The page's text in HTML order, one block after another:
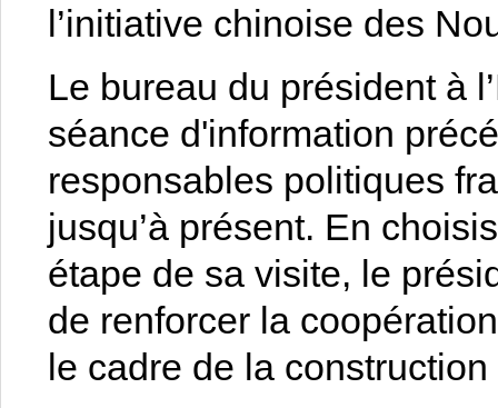
l’initiative chinoise des
Le bureau du président à
séance d'information
responsables politiques
jusqu’à présent. En
étape de sa visite, le
de renforcer la
le cadre de la